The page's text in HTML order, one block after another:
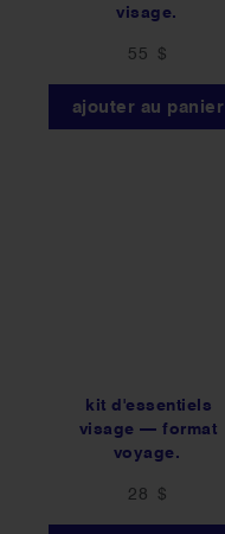
visage.
55 $
ajouter au panier
kit d'essentiels
visage — format
voyage.
28 $